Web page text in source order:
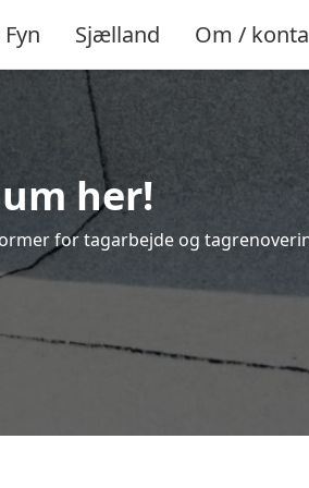
Fyn Sjælland Om /
her!
for tagarbejde og